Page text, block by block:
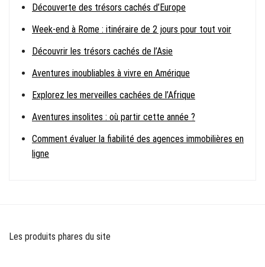
Découverte des trésors cachés d’Europe
Week-end à Rome : itinéraire de 2 jours pour tout voir
Découvrir les trésors cachés de l’Asie
Aventures inoubliables à vivre en Amérique
Explorez les merveilles cachées de l’Afrique
Aventures insolites : où partir cette année ?
Comment évaluer la fiabilité des agences immobilières en
ligne
Les produits phares du site